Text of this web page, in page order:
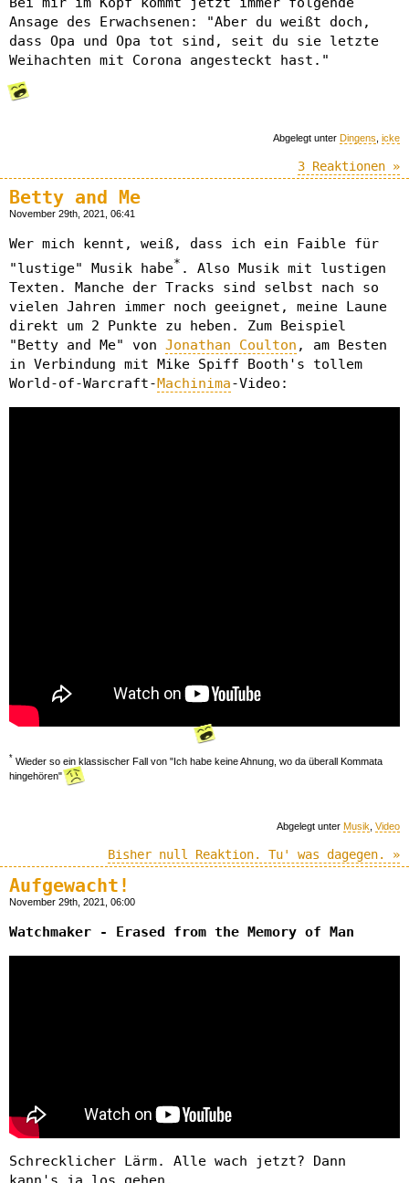
Ansage des Erwachsenen: "Aber du weißt doch,
dass Opa und Opa tot sind, seit du sie letzte
Weihachten mit Corona angesteckt hast."
Abgelegt unter Dingens icke
3 Reaktionen »
Betty and Me
November 29th, 2021, 06:41
Wer mich kennt, weiß, dass ich ein Faible für
"lustige" Musik habe* . Also Musik mit lustigen
Texten. Manche der Tracks sind selbst nach so
vielen Jahren immer noch geeignet, meine Laune
direkt um 2 Punkte zu heben. Zum Beispiel
"Betty and Me" von Jonathan Coulton , am Besten
in Verbindung mit Mike Spiff Booth's tollem
World-of-Warcraft-Machinima-Video:
* Wieder so ein klassischer Fall von "Ich habe keine Ahnung, wo da überall Kommata
hingehören"
Abgelegt unter Musik Video
Bisher null Reaktion. Tu' was dagegen. »
Aufgewacht!
November 29th, 2021, 06:00
Watchmaker - Erased from the Memory of Man
Schrecklicher Lärm. Alle wach jetzt? Dann